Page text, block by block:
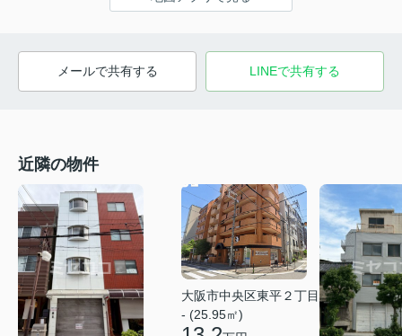
メールで共有する LINEで共有する
近隣の物件
大阪市中央区東平２丁目
- (25.95㎡)